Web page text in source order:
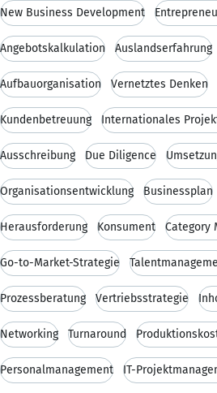
New Business Development
Angebotskalkulation Auslandserfahrung
Aufbauorganisation Vernetztes Denken
Kundenbetreuung Internationales
Ausschreibung Due Diligence
Organisationsentwicklung Businessplan
Herausforderung Konsument Category
Go-to-Market-Strategie
Prozessberatung Vertriebsstrategie
Networking Turnaround
Personalmanagement IT-